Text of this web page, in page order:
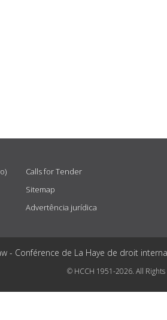
Calls for Tender
Sitemap
Advertência jurídica
- Conférence de La Haye de droit
© HCCH 1951-2026. All Rights